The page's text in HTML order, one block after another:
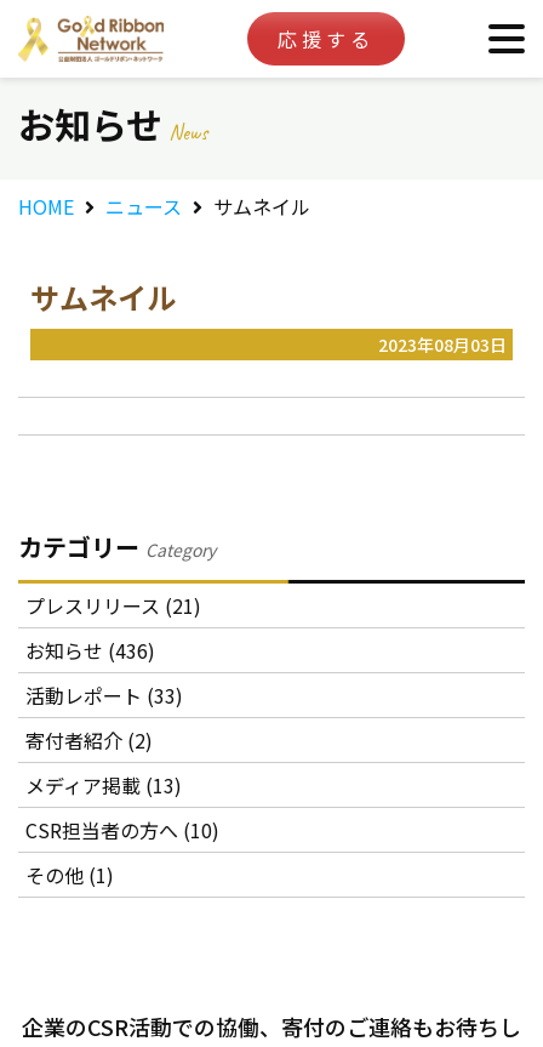
応援する
お知らせ News
HOME ニュース サムネイル
サムネイル
2023年08月03日
カテゴリー Category
プレスリリース (21)
お知らせ (436)
活動レポート (33)
寄付者紹介 (2)
メディア掲載 (13)
CSR担当者の方へ (10)
その他 (1)
企業のCSR活動での協働、寄付のご連絡もお待ちし